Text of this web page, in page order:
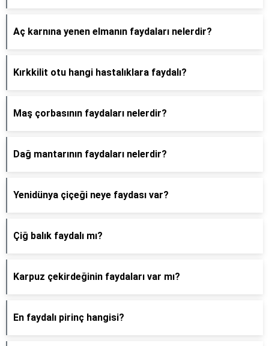
Aç karnına yenen elmanın faydaları nelerdir?
Kırkkilit otu hangi hastalıklara faydalı?
Maş çorbasının faydaları nelerdir?
Dağ mantarının faydaları nelerdir?
Yenidünya çiçeği neye faydası var?
Çiğ balık faydalı mı?
Karpuz çekirdeğinin faydaları var mı?
En faydalı pirinç hangisi?